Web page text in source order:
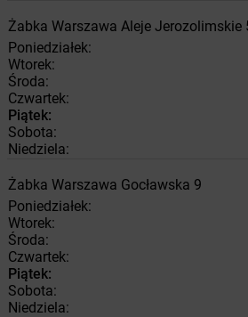
Żabka Warszawa Aleje Jerozolimskie
Poniedziałek:
Wtorek:
Środa:
Czwartek:
Piątek:
Sobota:
Niedziela:
Żabka Warszawa Gocławska 9
Poniedziałek:
Wtorek:
Środa:
Czwartek:
Piątek:
Sobota:
Niedziela: